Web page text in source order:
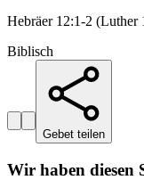
Hebräer 12:1-2 (Luther
Biblisch
Gebet teilen
Wir haben diesen